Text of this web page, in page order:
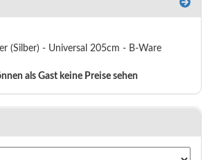
(Silber) - Universal 205cm - B-Ware
als Gast keine Preise sehen